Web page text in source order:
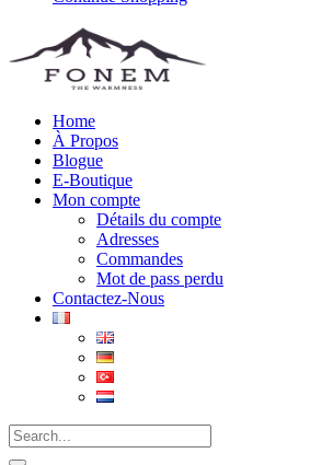
Home
À Propos
Blogue
E-Boutique
Mon compte
Détails du compte
Adresses
Commandes
Mot de pass perdu
Contactez-Nous